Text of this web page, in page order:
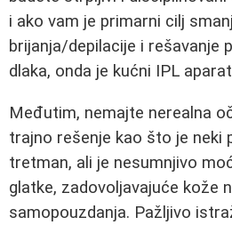
i ako vam je primarni cilj
brijanja/depilacije i rešavanje
dlaka, onda je kućni IPL
Međutim, nemajte nerealna
trajno rešenje kao što je neki
tretman, ali je nesumnjivo
glatke, zadovoljavajuće kože
samopouzdanja. Pažljivo